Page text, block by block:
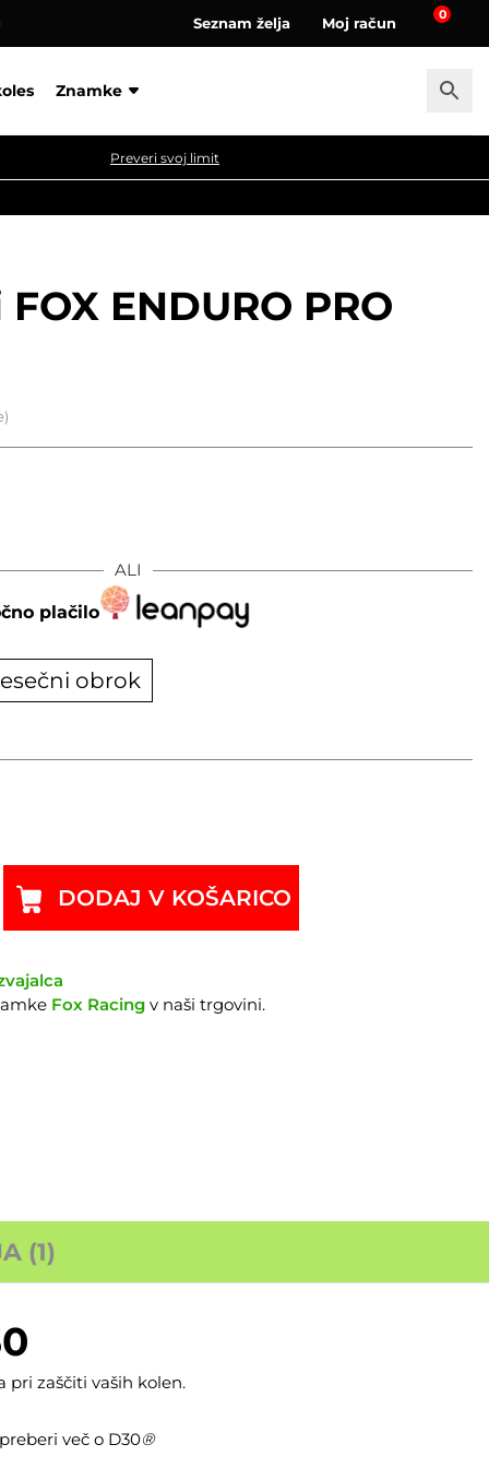
Seznam želja Moj račun 0
Znamke
Preveri svoj limit
ENDURO PRO
ALI
plačilo
obrok
DODAJ V KOŠARICO
Fox Racing v naši trgovini.
(1)
zaščiti vaših kolen.
več o D30®